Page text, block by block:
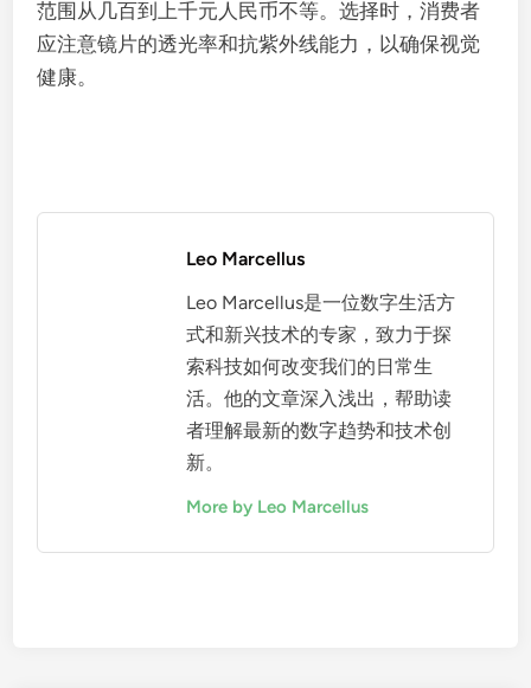
范围从几百到上千元人民币不等。选择时，消费者
应注意镜片的透光率和抗紫外线能力，以确保视觉
健康。
Leo Marcellus
Leo Marcellus是一位数字生活方
式和新兴技术的专家，致力于探
索科技如何改变我们的日常生
活。他的文章深入浅出，帮助读
者理解最新的数字趋势和技术创
新。
More by Leo Marcellus